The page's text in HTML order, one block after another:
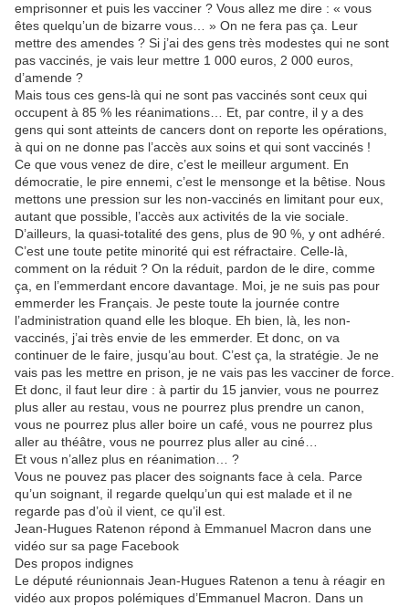
emprisonner et puis les vacciner ? Vous allez me dire : « vous
êtes quelqu’un de bizarre vous… » On ne fera pas ça. Leur
mettre des amendes ? Si j’ai des gens très modestes qui ne sont
pas vaccinés, je vais leur mettre 1 000 euros, 2 000 euros,
d’amende ?
Mais tous ces gens-là qui ne sont pas vaccinés sont ceux qui
occupent à 85 % les réanimations… Et, par contre, il y a des
gens qui sont atteints de cancers dont on reporte les opérations,
à qui on ne donne pas l’accès aux soins et qui sont vaccinés !
Ce que vous venez de dire, c’est le meilleur argument. En
démocratie, le pire ennemi, c’est le mensonge et la bêtise. Nous
mettons une pression sur les non-vaccinés en limitant pour eux,
autant que possible, l’accès aux activités de la vie sociale.
D’ailleurs, la quasi-totalité des gens, plus de 90 %, y ont adhéré.
C’est une toute petite minorité qui est réfractaire. Celle-là,
comment on la réduit ? On la réduit, pardon de le dire, comme
ça, en l’emmerdant encore davantage. Moi, je ne suis pas pour
emmerder les Français. Je peste toute la journée contre
l’administration quand elle les bloque. Eh bien, là, les non-
vaccinés, j’ai très envie de les emmerder. Et donc, on va
continuer de le faire, jusqu’au bout. C’est ça, la stratégie. Je ne
vais pas les mettre en prison, je ne vais pas les vacciner de force.
Et donc, il faut leur dire : à partir du 15 janvier, vous ne pourrez
plus aller au restau, vous ne pourrez plus prendre un canon,
vous ne pourrez plus aller boire un café, vous ne pourrez plus
aller au théâtre, vous ne pourrez plus aller au ciné…
Et vous n’allez plus en réanimation… ?
Vous ne pouvez pas placer des soignants face à cela. Parce
qu’un soignant, il regarde quelqu’un qui est malade et il ne
regarde pas d’où il vient, ce qu’il est.
Jean-Hugues Ratenon répond à Emmanuel Macron dans une
vidéo sur sa page Facebook
Des propos indignes
Le député réunionnais Jean-Hugues Ratenon a tenu à réagir en
vidéo aux propos polémiques d’Emmanuel Macron. Dans un